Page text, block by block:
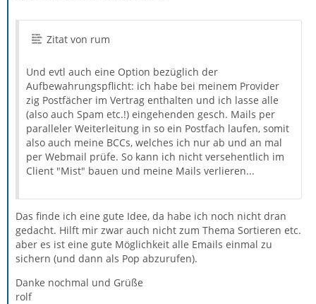
Zitat von rum
Und evtl auch eine Option bezüglich der
Aufbewahrungspflicht: ich habe bei meinem Provider
zig Postfächer im Vertrag enthalten und ich lasse alle
(also auch Spam etc.!) eingehenden gesch. Mails per
paralleler Weiterleitung in so ein Postfach laufen, somit
also auch meine BCCs, welches ich nur ab und an mal
per Webmail prüfe. So kann ich nicht versehentlich im
Client "Mist" bauen und meine Mails verlieren...
Das finde ich eine gute Idee, da habe ich noch nicht dran
gedacht. Hilft mir zwar auch nicht zum Thema Sortieren etc.
aber es ist eine gute Möglichkeit alle Emails einmal zu
sichern (und dann als Pop abzurufen).
Danke nochmal und Grüße
rolf